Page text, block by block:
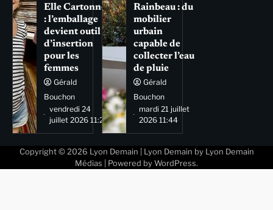
Elle Cartonne
: l’emballage
devient outil
d’insertion
pour les
femmes
Gérald
Bouchon
vendredi 24
juillet 2026 11:29
Rainbeau : du
mobilier
urbain
capable de
collecter l’eau
de pluie
Gérald
Bouchon
mardi 21 juillet
2026 11:44
Copyright © 2026 Lyon Demain | Lyon Demain by Lyon Demain
Médias | Powered by WordPress.